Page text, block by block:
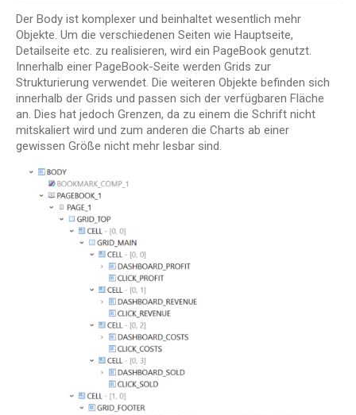
Der Body ist komplexer und beinhaltet wesentlich mehr
Objekte. Um die verschiedenen Seiten wie Hauptseite,
Detailseite etc. zu realisieren, wird ein PageBook genutzt.
Innerhalb einer PageBook-Seite werden Grids zur
Strukturierung verwendet. Die weiteren Objekte befinden sich
innerhalb der Grids und passen sich der verfügbaren Fläche
an. Dies hat jedoch Grenzen, da zu einem die Schrift nicht
mitskaliert wird und zum anderen die Charts ab einer
gewissen Größe nicht mehr lesbar sind.